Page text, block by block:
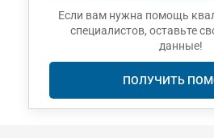
Если вам нужна помощь
специалистов, оставьте
данные!
ПОЛУЧИТЬ